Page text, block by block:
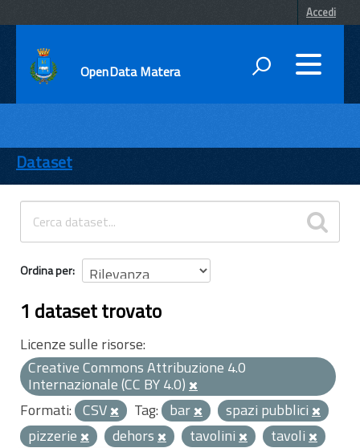
Accedi
OpenData Matera
ENTI
TEMI
INFORMAZIONI
Dataset
Ordina per
1 dataset trovato
Licenze sulle risorse:
Creative Commons Attribuzione 4.0
Internazionale (CC BY 4.0)
Formati: CSV Tag: bar
spazi pubblici
pizzerie
dehors tavolini tavoli